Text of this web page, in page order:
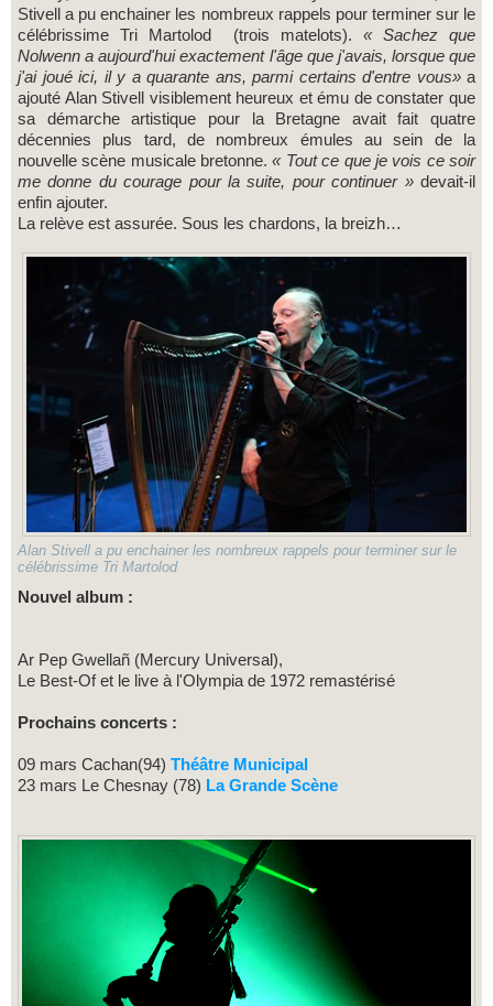
Stivell a pu enchainer les nombreux rappels pour terminer sur le
célébrissime Tri Martolod
(trois matelots). « Sachez que
Nolwenn a aujourd'hui exactement l'âge que j'avais, lorsque que
j'ai joué ici, il y a quarante ans, parmi certains d'entre vous»a
ajouté Alan Stivell visiblement heureux et ému de constater que
sa démarche artistique pour la Bretagne avait fait quatre
décennies plus tard, de nombreux émules au sein de la
nouvelle scène musicale bretonne.« Tout ce que je vois ce soir
me donne du courage pour la suite, pour continuer » devait-il
enfin ajouter.
La relève est assurée. Sous les chardons, la breizh…
Alan Stivell a pu enchainer les nombreux rappels pour terminer sur le
célébrissime Tri Martolod
Nouvel album :
Ar Pep Gwellañ (Mercury Universal),
Le Best-Of et le live à l'Olympia de 1972 remastérisé
Prochains concerts :
09 mars Cachan(94) Théâtre Municipal
23 mars Le Chesnay (78) La Grande Scène